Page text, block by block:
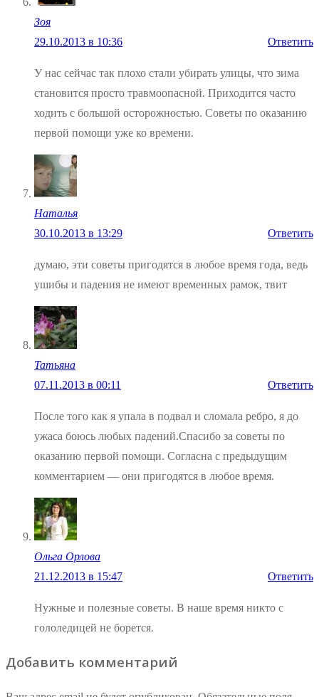
Зоя
29.10.2013 в 10:36
Ответить
У нас сейчас так плохо стали убирать улицы, что зима
становится просто травмоопасной. Приходится часто
ходить с большой осторожностью. Советы по оказанию
первой помощи уже ко времени.
Наталья
30.10.2013 в 13:29
Ответить
думаю, эти советы пригодятся в любое время года, ведь
ушибы и падения не имеют временных рамок, твит
Татьяна
07.11.2013 в 00:11
Ответить
После того как я упала в подвал и сломала ребро, я до
ужаса боюсь любых падений.Спасибо за советы по
оказанию первой помощи. Согласна с предыдущим
комментарием — они пригодятся в любое время.
Ольга Орлова
21.12.2013 в 15:47
Ответить
Нужные и полезные советы. В наше время никто с
гололедицей не борется.
Добавить комментарий